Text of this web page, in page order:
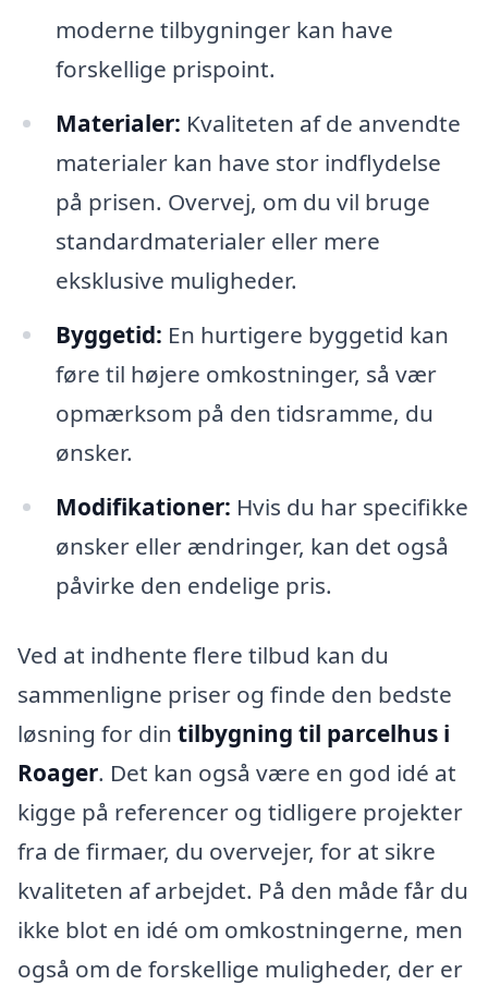
moderne tilbygninger kan have
forskellige prispoint.
Materialer: Kvaliteten af de anvendte
materialer kan have stor indflydelse
på prisen. Overvej, om du vil bruge
standardmaterialer eller mere
eksklusive muligheder.
Byggetid: En hurtigere byggetid kan
føre til højere omkostninger, så vær
opmærksom på den tidsramme, du
ønsker.
Modifikationer: Hvis du har specifikke
ønsker eller ændringer, kan det også
påvirke den endelige pris.
Ved at indhente flere tilbud kan du
sammenligne priser og finde den bedste
løsning for din tilbygning til parcelhus i
Roager. Det kan også være en god idé at
kigge på referencer og tidligere projekter
fra de firmaer, du overvejer, for at sikre
kvaliteten af arbejdet. På den måde får du
ikke blot en idé om omkostningerne, men
også om de forskellige muligheder, der er